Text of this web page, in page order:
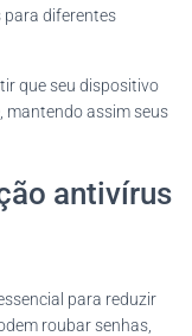
para diferentes
que seu dispositivo
mantendo assim seus
antivírus
para reduzir
roubar senhas,